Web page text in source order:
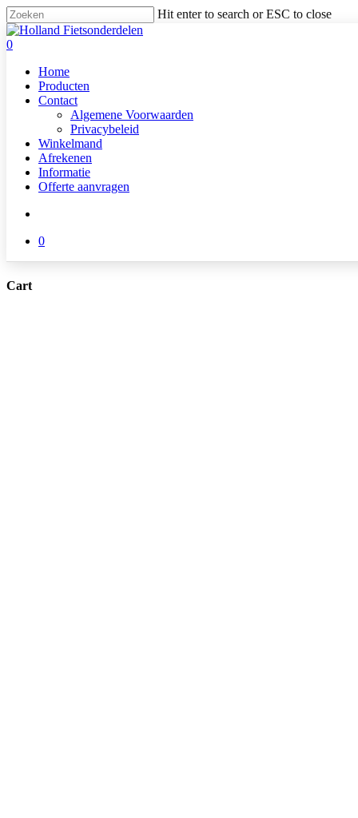
Skip
to
main
Hit enter to search or ESC to close
Close
Search
search
0
Home
Producten
Contact
Algemene Voorwaarden
Privacybeleid
Winkelmand
Afrekenen
Informatie
Offerte aanvragen
0
Cart